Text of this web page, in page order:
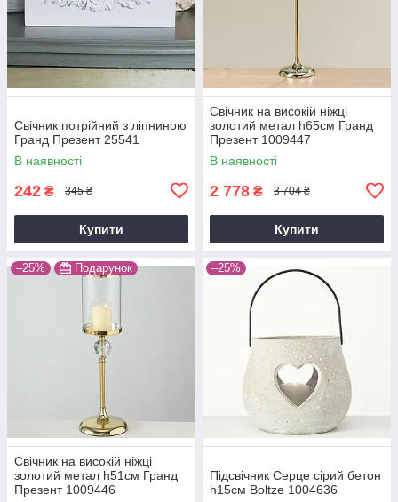
Свічник потрійний з ліпниною
Гранд Презент 25541
В наявності
242 ₴ 345 ₴
Купити
Свічник на високій ніжці
золотий метал h65см Гранд
Презент 1009447
В наявності
2 778 ₴ 3 704 ₴
Купити
–25% Подарунок
Свічник на високій ніжці
золотий метал h51см Гранд
Презент 1009446
–25%
Підсвічник Серце сірий бетон
h15см Boltze 1004636